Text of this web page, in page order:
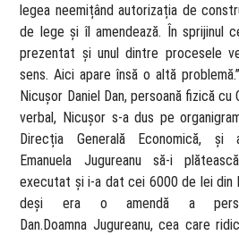
legea neemițând autorizația de
de lege și îl amendează. În sprijinul
prezentat și unul dintre procesele
sens. Aici apare însă o altă
Nicușor Daniel Dan, persoană fizică
verbal, Nicușor s-a dus pe
Direcția Generală Economică,
Emanuela Jugureanu să-i
executat și i-a dat cei 6000 de lei din
deși era o amendă a
Dan.Doamna Jugureanu, cea care